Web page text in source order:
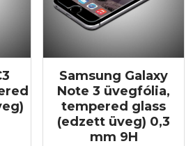
Samsung Galaxy
Note 3 üvegfólia,
tempered glass
(edzett üveg) 0,3
mm 9H